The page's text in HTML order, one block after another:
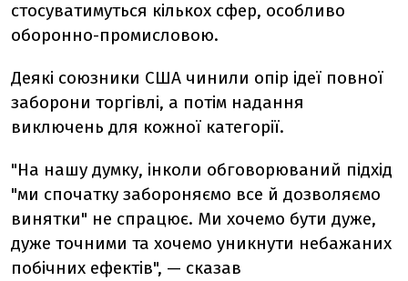
стосуватимуться кількох сфер, особливо
оборонно-промисловою.
Деякі союзники США чинили опір ідеї повної
заборони торгівлі, а потім надання
виключень для кожної категорії.
"На нашу думку, інколи обговорюваний підхід
"ми спочатку забороняємо все й дозволяємо
винятки" не спрацює. Ми хочемо бути дуже,
дуже точними та хочемо уникнути небажаних
побічних ефектів", — сказав